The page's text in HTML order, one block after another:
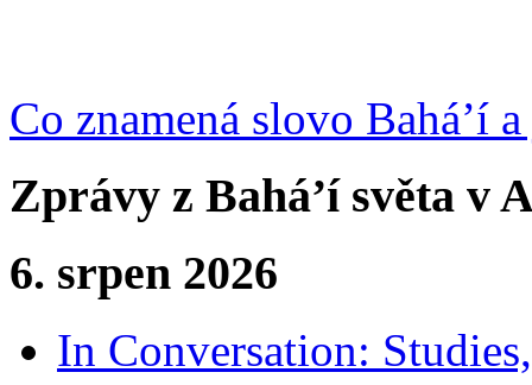
Co znamená slovo Bahá’í
Zprávy z Bahá’í světa v
6. srpen 2026
In Conversation: